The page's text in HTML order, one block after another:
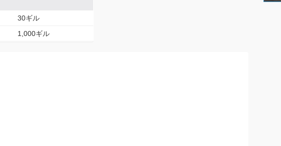
30ギル
1,000ギル